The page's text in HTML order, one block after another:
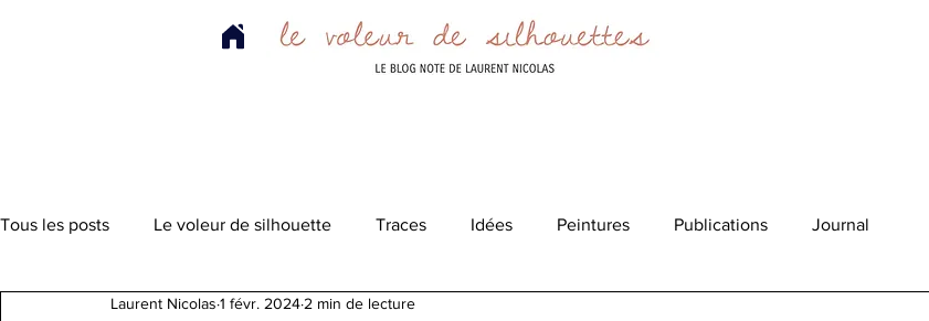
Tous les posts Le voleur de silhouette Traces Idées Peintures Publications Journal
Laurent Nicolas 1 févr. 2024 2 min de lecture